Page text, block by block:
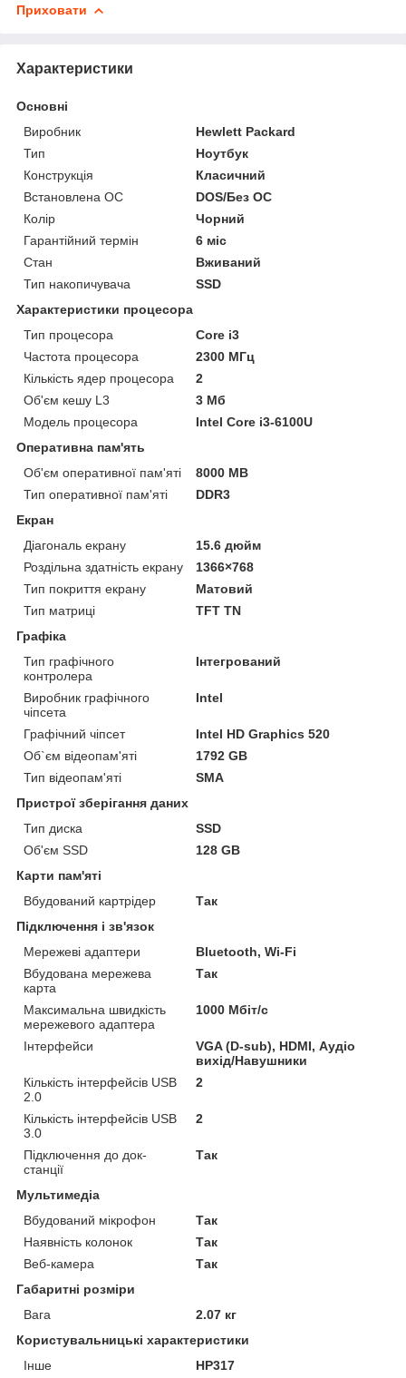
Приховати
Характеристики
Основні
Виробник
Hewlett Packard
Тип
Ноутбук
Конструкція
Класичний
Встановлена ОС
DOS/Без ОС
Колір
Чорний
Гарантійний термін
6 міс
Стан
Вживаний
Тип накопичувача
SSD
Характеристики процесора
Тип процесора
Core i3
Частота процесора
2300 МГц
Кількість ядер процесора
2
Об'єм кешу L3
3 Мб
Модель процесора
Intel Core i3-6100U
Оперативна пам'ять
Об'єм оперативної пам'яті
8000 MB
Тип оперативної пам'яті
DDR3
Екран
Діагональ екрану
15.6 дюйм
Роздільна здатність екрану
1366×768
Тип покриття екрану
Матовий
Тип матриці
TFT TN
Графіка
Тип графічного
контролера
Інтегрований
Виробник графічного
чіпсета
Intel
Графічний чіпсет
Intel HD Graphics 520
Об`єм відеопам'яті
1792 GB
Тип відеопам'яті
SMA
Пристрої зберігання даних
Тип диска
SSD
Об'єм SSD
128 GB
Карти пам'яті
Вбудований картрідер
Так
Підключення і зв'язок
Мережеві адаптери
Bluetooth, Wi-Fi
Вбудована мережева
карта
Так
Максимальна швидкість
мережевого адаптера
1000 Мбіт/с
Інтерфейси
VGA (D-sub), HDMI, Аудіо
вихід/Навушники
Кількість інтерфейсів USB
2.0
2
Кількість інтерфейсів USB
3.0
2
Підключення до док-
станції
Так
Мультимедіа
Вбудований мікрофон
Так
Наявність колонок
Так
Веб-камера
Так
Габаритні розміри
Вага
2.07 кг
Користувальницькі характеристики
Інше
HP317